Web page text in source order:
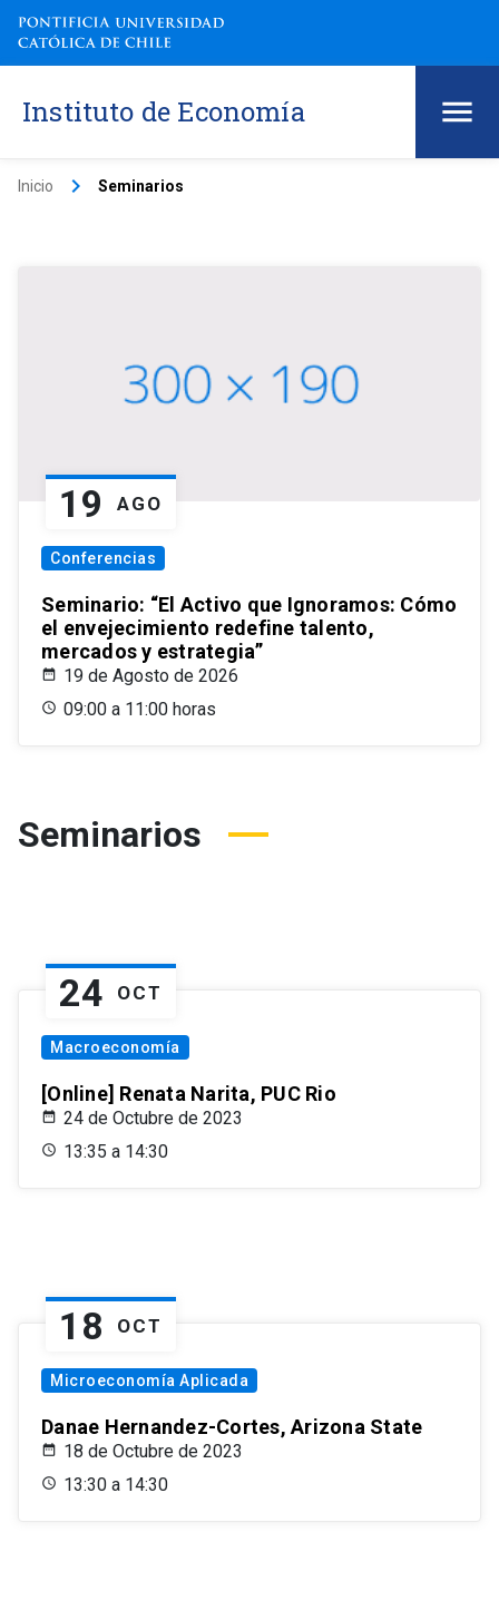
Instituto de Economía
Inicio keyboard_arrow_right Seminarios
19 AGO
Conferencias
Seminario: “El Activo que Ignoramos: Cómo
el envejecimiento redefine talento,
mercados y estrategia”
19 de Agosto de 2026
09:00 a 11:00 horas
Seminarios
24 OCT
Macroeconomía
[Online] Renata Narita, PUC Rio
24 de Octubre de 2023
13:35 a 14:30
18 OCT
Microeconomía Aplicada
Danae Hernandez-Cortes, Arizona State
18 de Octubre de 2023
13:30 a 14:30